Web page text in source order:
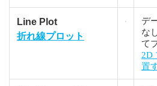
Line Plot
折れ線プロット
デ
な
て
2D
置